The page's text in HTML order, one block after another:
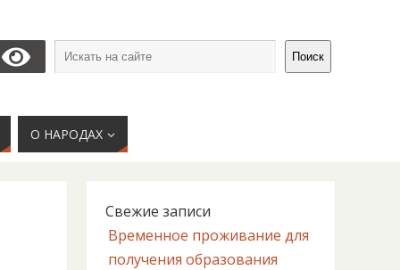
Поиск
О НАРОДАХ
Свежие записи
Временное проживание для
получения образования